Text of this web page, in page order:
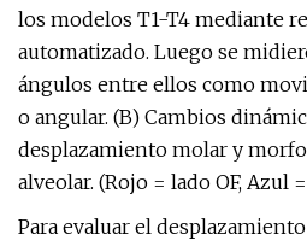
los modelos T1-T4 mediante
automatizado. Luego se
ángulos entre ellos como
o angular. (B) Cambios
desplazamiento molar y
alveolar. (Rojo = lado OF, Azul
Para evaluar el